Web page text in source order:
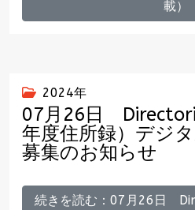
載）
2024年
07月26日
年度住所録）デジ
募集のお知らせ
続きを読む：07月26日